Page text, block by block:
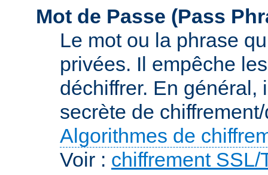
Mot de Passe (Pass
Le mot ou la phrase
privées. Il empêche
déchiffrer. En général,
secrète de
Algorithmes de
Voir : chiffrement SSL/